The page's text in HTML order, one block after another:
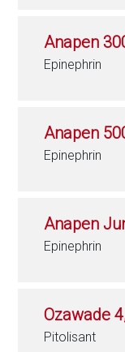
Anapen
Epinephrin
Anapen
Epinephrin
Anapen
Epinephrin
Ozawade
Pitolisant